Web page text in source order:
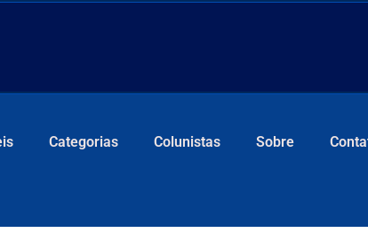
Categorias Colunistas Sobre